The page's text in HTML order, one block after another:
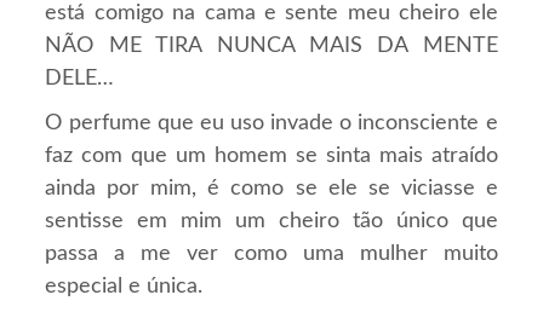
está comigo na cama e sente meu cheiro ele
NÃO ME TIRA NUNCA MAIS DA MENTE
DELE…
O perfume que eu uso invade o inconsciente e
faz com que um homem se sinta mais atraído
ainda por mim, é como se ele se viciasse e
sentisse em mim um cheiro tão único que
passa a me ver como uma mulher muito
especial e única.